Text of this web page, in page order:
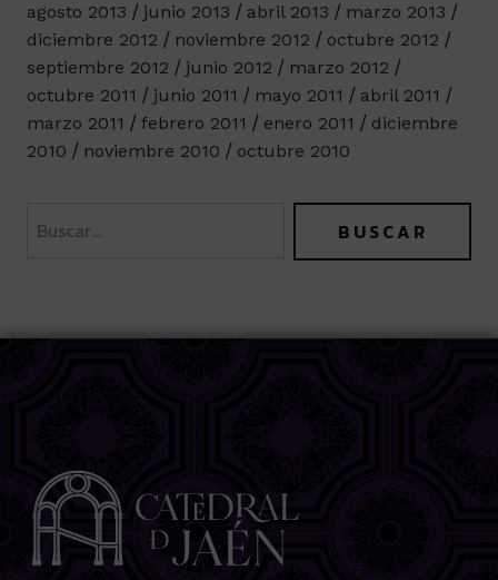
agosto 2013
junio 2013 abril 2013
marzo 2013
diciembre 2012
noviembre 2012
octubre 2012
septiembre 2012
junio 2012
marzo 2012
octubre 2011
junio 2011 mayo 2011
abril 2011
marzo 2011
febrero 2011 enero 2011
diciembre
2010
noviembre 2010 octubre 2010